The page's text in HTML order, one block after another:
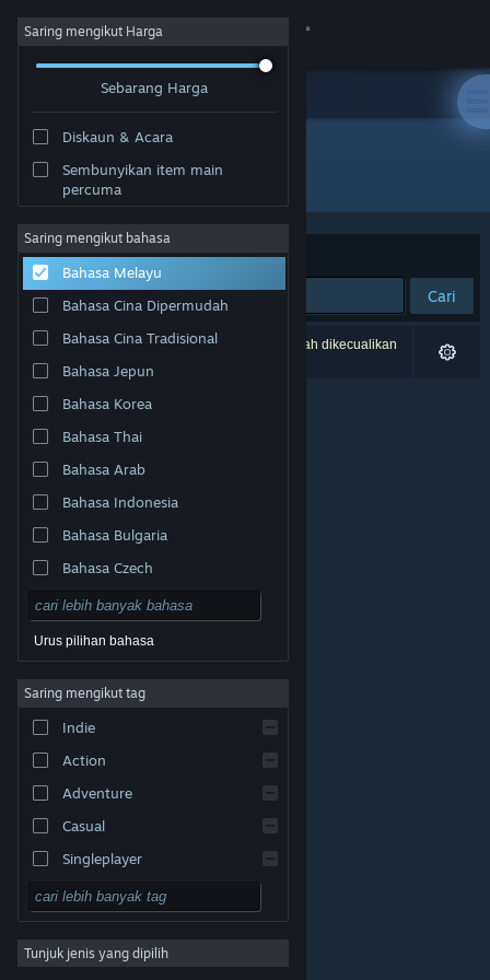
Sign in
Tentang
Sokongan
Ubah bahasa
Dapatkan Steam Mobile App
Lihat laman web desktop
© Valve Corporation. Hak cipta terpelihara. Semua
tanda dagangan ialah hak milik pemilik masing-masing
di AS dan negara-negara lain.Dasar Privasi|
Steam | Bayaran balik | Kuki
Saring mengikut Harga
Sebarang Harga
Diskaun & Acara
Sembunyikan item main
percuma
Saring mengikut bahasa
Bahasa Melayu
Bahasa Cina Dipermudah
Bahasa Cina Tradisional
Bahasa Jepun
Bahasa Korea
Bahasa Thai
Bahasa Arab
Bahasa Indonesia
Bahasa Bulgaria
Bahasa Czech
Bahasa Denmark
Bahasa Jerman
Bahasa Inggeris
Bahasa Sepanyol – Sepanyol
Bahasa Sepanyol – Amerika
Urus pilihan bahasa
Saring mengikut tag
Indie
Action
Adventure
Casual
Singleplayer
Simulation
RPG
Strategy
Tunjuk jenis yang dipilih
Pembangun: RomanKitayama
Susun mengikut Perkaitan
Cari
0 hasil sepadan dengan carian anda. 2 tajuk telah dikecualikan
berdasarkan pilihan anda.